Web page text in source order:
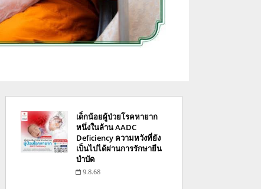
เด็กน้อยผู้ป่วยโรคหายาก
หนึ่งในล้าน AADC
Deficiency ความหวังที่ยัง
เป็นไปได้ผ่านการรักษายีน
บำบัด
9.8.68